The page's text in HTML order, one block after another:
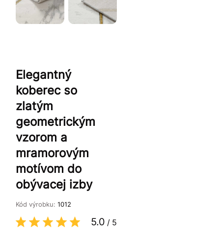
Elegantný
koberec so
zlatým
geometrickým
vzorom a
mramorovým
motívom do
obývacej izby
Kód výrobku: 1012
5.0 / 5